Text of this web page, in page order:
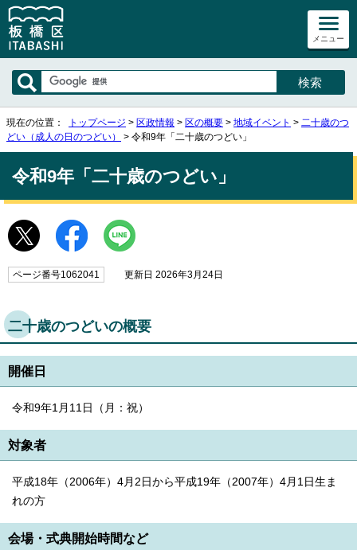
メニュー
現在の位置： トップページ > 区政情報 > 区の概要 > 地域イベント > 二十歳のつ
どい（成人の日のつどい）
> 令和9年「二十歳のつどい」
令和9年「二十歳のつどい」
ページ番号1062041 更新日 2026年3月24日
二十歳のつどいの概要
開催日
令和9年1月11日（月：祝）
対象者
平成18年（2006年）4月2日から平成19年（2007年）4月1日生ま
れの方
会場・式典開始時間など